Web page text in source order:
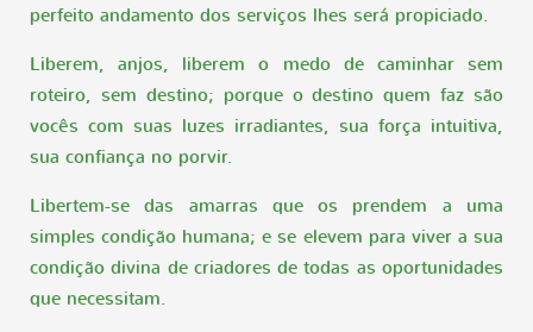
perfeito andamento dos serviços lhes será propiciado.
Liberem, anjos, liberem o medo de caminhar sem
roteiro, sem destino; porque o destino quem faz são
vocês com suas luzes irradiantes, sua força intuitiva,
sua confiança no porvir.
Libertem-se das amarras que os prendem a uma
simples condição humana; e se elevem para viver a sua
condição divina de criadores de todas as oportunidades
que necessitam.